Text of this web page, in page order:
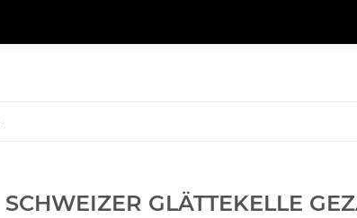
SCHWEIZER GLÄTTEKELLE